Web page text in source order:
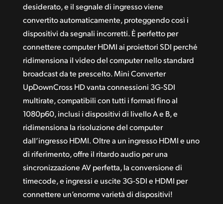
desiderato, e il segnale di ingresso viene
convertito automaticamente, proteggendo così i
dispositivi da segnali incorretti. È perfetto per
connettere computer HDMI ai proiettori SDI perché
ridimensiona il video del computer nello standard
broadcast da te prescelto. Mini Converter
UpDownCross HD vanta connessioni 3G-SDI
multirate, compatibili con tutti i formati fino al
1080p60, inclusi i dispositivi di livello A e B, e
ridimensiona la risoluzione del computer
dall’ingresso HDMI. Oltre a un ingresso HDMI e uno
di riferimento, offre il ritardo audio per una
sincronizzazione AV perfetta, la conversione di
timecode, e ingressi e uscite 3G-SDI e HDMI per
connettere un’enorme varietà di dispositivi!